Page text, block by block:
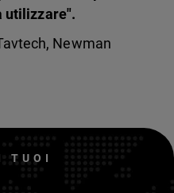
utilizzare".
Newman
TUOI